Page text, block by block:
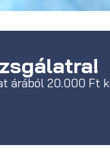
árából 20.000 Ft